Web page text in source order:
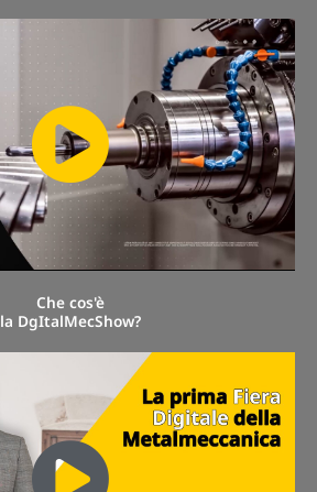
Che cos'è
la DgItalMecShow?